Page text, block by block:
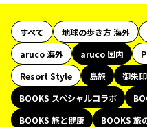
すべて 地球の歩き方 海外
aruco 海外
aruco 国内
Resort Style
島旅 御朱印
BOOKS スペシャルコラボ
BOOKS 旅と健康
BOOKS 旅